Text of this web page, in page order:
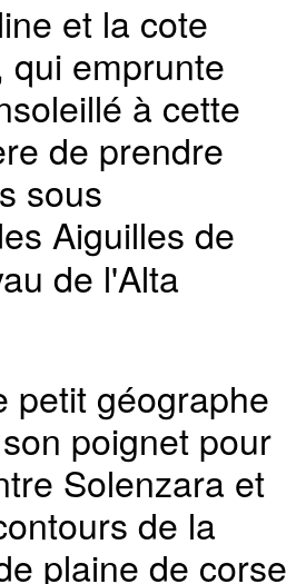
et la cote
qui emprunte
à cette
de prendre
sous
Aiguilles de
de l'Alta
petit géographe
poignet pour
Solenzara et
de la
plaine de corse